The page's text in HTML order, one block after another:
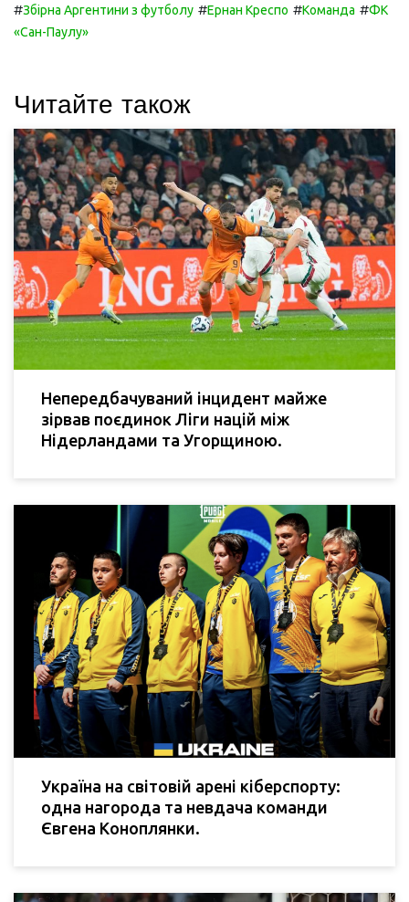
#Збірна Аргентини з футболу #Ернан Креспо #Команда #ФК
«Сан-Паулу»
Читайте також
Непередбачуваний інцидент майже
зірвав поєдинок Ліги націй між
Нідерландами та Угорщиною.
Україна на світовій арені кіберспорту:
одна нагорода та невдача команди
Євгена Коноплянки.